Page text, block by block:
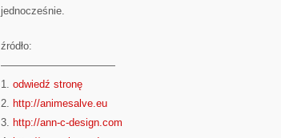
jednocześnie.
źródło:
———————————
1. odwiedź stronę
2. http://animesalve.eu
3. http://ann-c-design.com